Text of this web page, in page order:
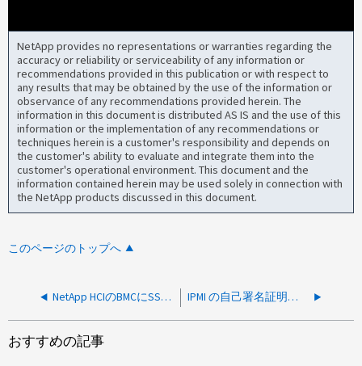
NetApp provides no representations or warranties regarding the
accuracy or reliability or serviceability of any information or
recommendations provided in this publication or with respect to
any results that may be obtained by the use of the information or
observance of any recommendations provided herein. The
information in this document is distributed AS IS and the use of this
information or the implementation of any recommendations or
techniques herein is a customer's responsibility and depends on
the customer's ability to evaluate and integrate them into the
customer's operational environment. This document and the
information contained herein may be used solely in connection with
the NetApp products discussed in this document.
このページのトップへ
NetApp HCIのBMCにSSL証明書をインストールする方法 IPMI の自己署名証明書を再生成する方法
おすすめの記事